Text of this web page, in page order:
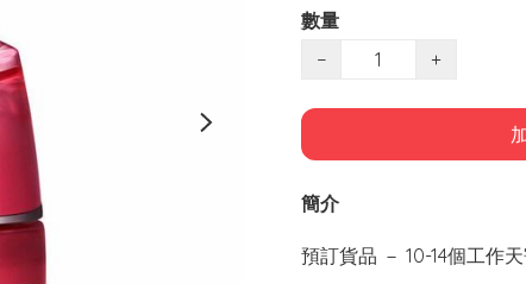
數量
−
+
簡介
預訂貨品 － 10-14個工作